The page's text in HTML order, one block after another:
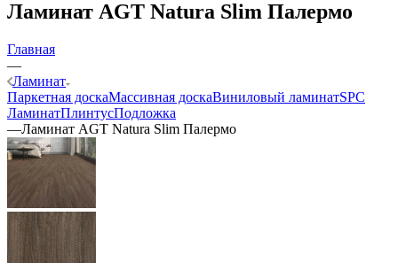
Ламинат AGT Natura Slim Палермо
Главная
—
Ламинат
Паркетная доскаМассивная доскаВиниловый ламинатSPC
ЛаминатПлинтусПодложка
—Ламинат AGT Natura Slim Палермо